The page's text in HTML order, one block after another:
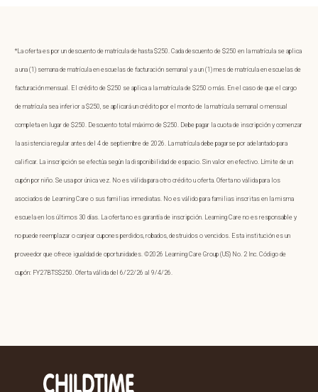
*La oferta es por un descuento de matrícula de hasta $250. Cada descuento de $250 en la matrícula se aplica
a una (1) semana de matrícula en escuelas de facturación semanal y a un (1) mes de matrícula en escuelas de
facturación mensual. El crédito de $250 se aplica a la matrícula de $250 o más. En el caso de que el cargo
de matrícula sea inferior a $250, se aplicará un crédito por el monto de la matrícula semanal o mensual
completa en lugar de $250. Descuento total máximo de $250. Debe pagar la cuota de inscripción y comenzar
la asistencia regular antes del 4 de septiembre de 2026. La matrícula debe pagarse por adelantado para
calificar. La inscripción se efectúa según la disponibilidad de espacio. Sin valor en efectivo. Límite de un
cupón por niño. Se usa por única vez. No es válida para otro crédito u oferta. Oferta no válida para los
asociados de Learning Care o sus familias inmediatas. No es válido para familias inscritas en la misma
escuela en los últimos 30 días. La oferta no es garantía de inscripción. Learning Care no es responsable y
no puede reemplazar o canjear cupones perdidos, robados, destruidos o vencidos. Esta institución es un
proveedor que ofrece igualdad de oportunidades. ©2026 Learning Care Group (US) No. 2 Inc. Código de
cupón: FY27BTS$250. Oferta válida del 6/22/26 al 9/4/26.